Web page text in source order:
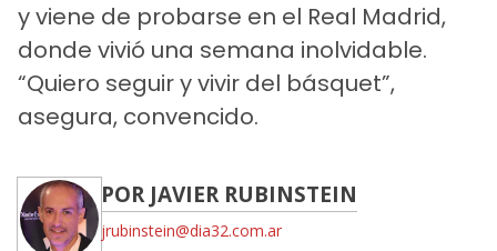
y viene de probarse en el Real Madrid,
donde vivió una semana inolvidable.
“Quiero seguir y vivir del básquet”,
asegura, convencido.
POR JAVIER RUBINSTEIN
jrubinstein@dia32.com.ar